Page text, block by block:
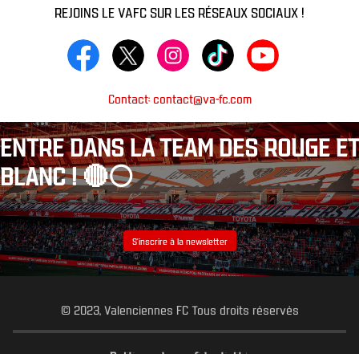
REJOINS LE VAFC SUR LES RÉSEAUX SOCIAUX !
Contact: contact@va-fc.com
ENTRE DANS LA TEAM DES ROUGE ET
BLANC ! 🔴⚪️
S’inscrire à la newsletter
© 2023, Valenciennes FC Tous droits réservés